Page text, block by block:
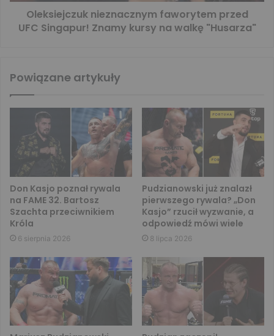
Oleksiejczuk nieznacznym faworytem przed
UFC Singapur! Znamy kursy na walkę "Husarza"
Powiązane artykuły
Don Kasjo poznał rywala
na FAME 32. Bartosz
Szachta przeciwnikiem
Króla
6 sierpnia 2026
Pudzianowski już znalazł
pierwszego rywala? „Don
Kasjo” rzucił wyzwanie, a
odpowiedź mówi wiele
8 lipca 2026